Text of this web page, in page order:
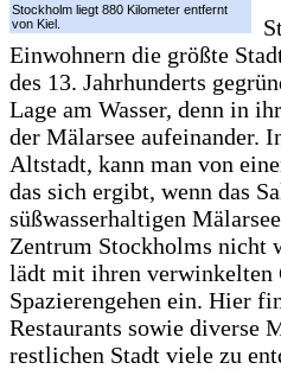
Stockholm liegt 880 Kilometer entfernt
von Kiel.
Einwohnern die größte
des 13. Jahrhunderts
Lage am Wasser, denn in
der Mälarsee aufeinander.
Altstadt, kann man von
das sich ergibt, wenn das
süßwasserhaltigen
Zentrum Stockholms nicht
lädt mit ihren verwinkelten
Spazierengehen ein. Hier
Restaurants sowie diverse
restlichen Stadt viele zu